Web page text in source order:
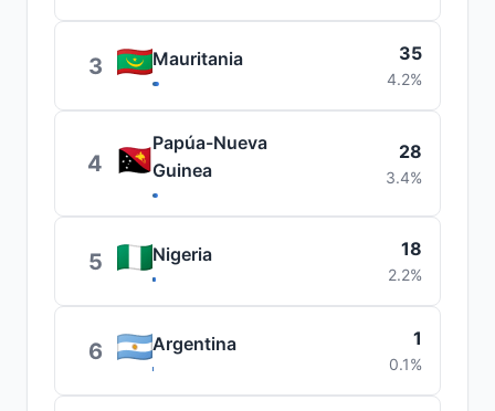
3 Mauritania 35
4.2%
4
Papúa-Nueva
Guinea
28
3.4%
5 Nigeria 18
2.2%
6 Argentina 1
0.1%